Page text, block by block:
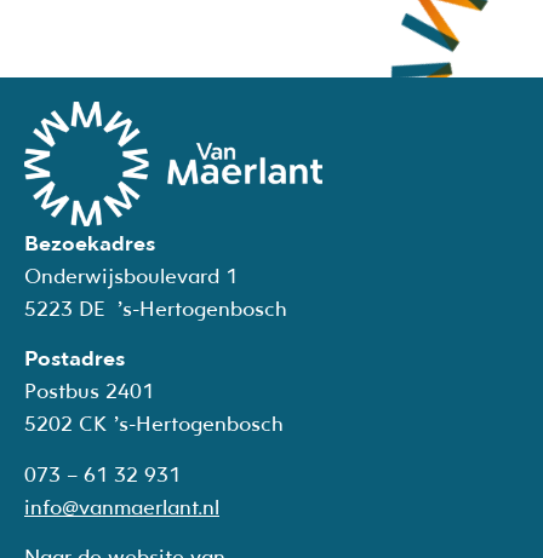
Bezoekadres
Onderwijsboulevard 1
5223 DE ’s-Hertogenbosch
Postadres
Postbus 2401
5202 CK ’s-Hertogenbosch
073 – 61 32 931
info@vanmaerlant.nl